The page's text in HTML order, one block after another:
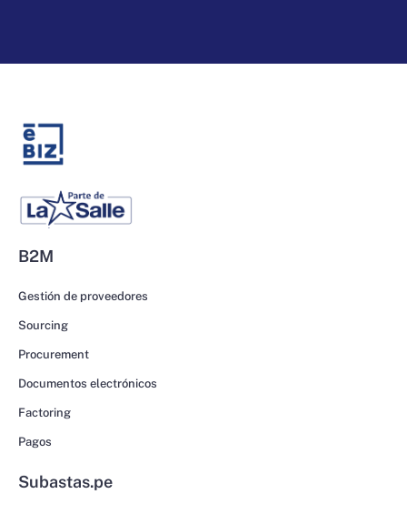
B2M
Gestión de proveedores
Sourcing
Procurement
Documentos electrónicos
Factoring
Pagos
Subastas.pe